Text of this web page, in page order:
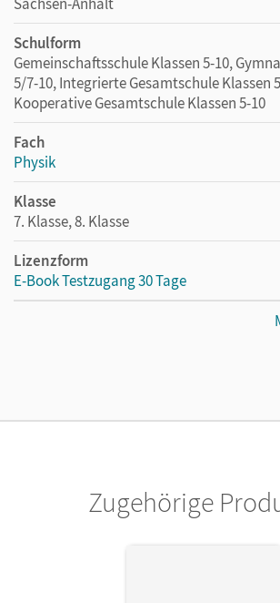
Schulform
Gemeinschaftsschule Klassen 5-10,
5/7-10, Integrierte Gesamtschule Klassen
Kooperative Gesamtschule Klassen 5-10
Fach
Physik
Klasse
7. Klasse, 8. Klasse
Lizenzform
E-Book Testzugang 30 Tage
Zugehörige